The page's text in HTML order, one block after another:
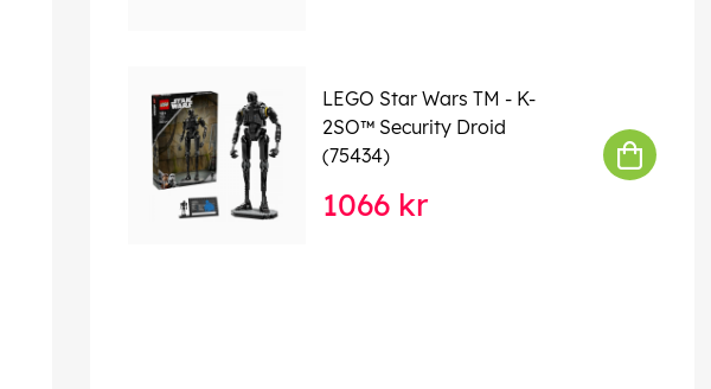
LEGO Star Wars TM - K-
2SO™ Security Droid
(75434)
1066 kr